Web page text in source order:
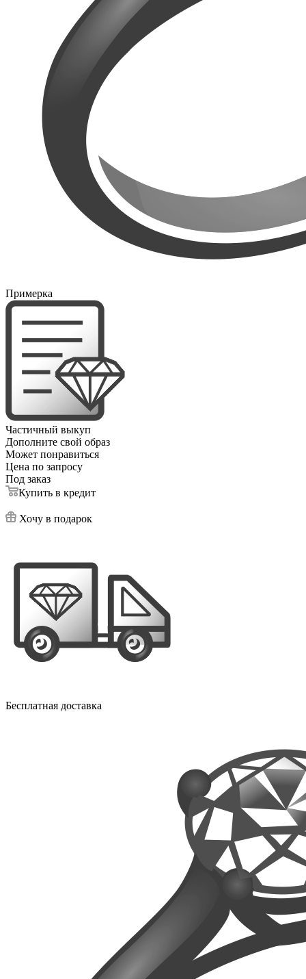
Примерка
Частичный выкуп
Дополните свой образ
Может понравиться
Цена по запросу
Под заказ
Купить в кредит
Хочу в подарок
Бесплатная доставка